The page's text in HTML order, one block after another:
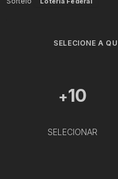
SELECIONE A
+10
SELECIONAR